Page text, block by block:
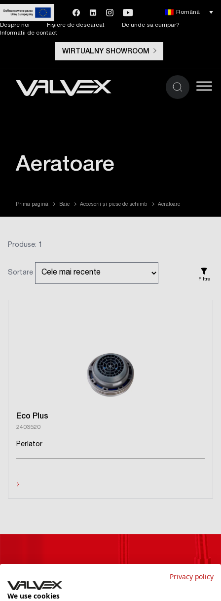
Despre noi Fișiere de descărcat
De unde să cumpăr?
Informatii de contact
WIRTUALNY SHOWROOM
Română
Aeratoare
Prima pagină Baie Accesorii și piese de schimb Aeratoare
Produse: 1
Sortare
Filtre
Eco Plus
2403520
Perlator
›
Dacă doriți să fiți la curent cu noutățile și să primiți cele
Privacy policy
We use cookies